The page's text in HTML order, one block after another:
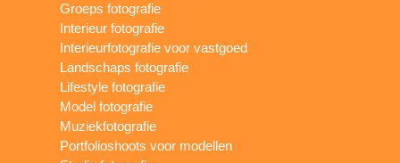
Groeps fotografie
Interieur fotografie
Interieurfotografie voor vastgoed
Landschaps fotografie
Lifestyle fotografie
Model fotografie
Muziekfotografie
Portfolioshoots voor modellen